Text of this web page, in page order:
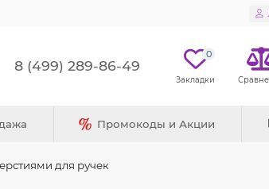
8 (499) 289-86-49
0
Промокоды и Акции
для ручек